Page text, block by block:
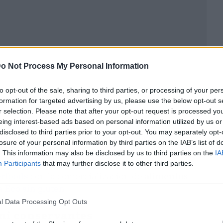
Not Process My Personal Information
opt-out of the sale, sharing to third parties, or processing of your
for targeted advertising by us, please use the below opt-out
selection. Please note that after your opt-out request is processed
interest-based ads based on personal information utilized by us
to third parties prior to your opt-out. You may separately
of your personal information by third parties on the IAB’s list of
This information may also be disclosed by us to third parties on the
Participants that may further disclose it to other third parties.
Data Processing Opt Outs
superficie de agricultura ecológica de Europa
de Australia y Argentina.
conservantes